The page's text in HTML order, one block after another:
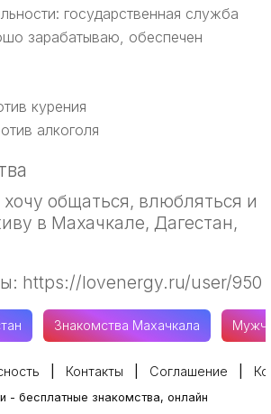
государственная служба
зарабатываю, обеспечен
курения
алкоголя
общаться, влюбляться и
в Махачкале, Дагестан,
https://lovenergy.ru/user/950
Знакомства Махачкала
Контакты Соглашение
- бесплатные знакомства, онлайн